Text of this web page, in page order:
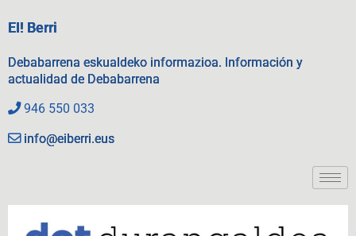
EI! Berri
Debabarrena eskualdeko informazioa. Información y
actualidad de Debabarrena
946 550 033
info@eiberri.eus